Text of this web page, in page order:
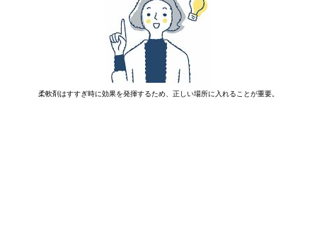
柔軟剤はすすぎ時に効果を発揮するため、正しい場所に入れることが重要。